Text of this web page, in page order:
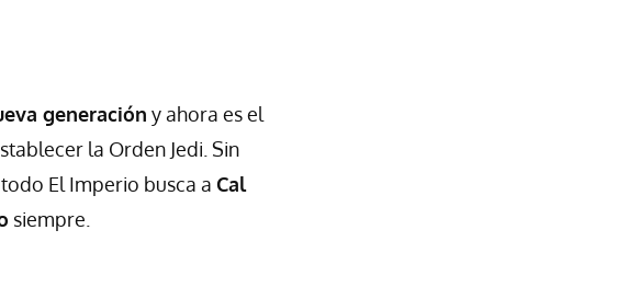
generación y ahora es el
la Orden Jedi. Sin
El Imperio busca a Cal
siempre.